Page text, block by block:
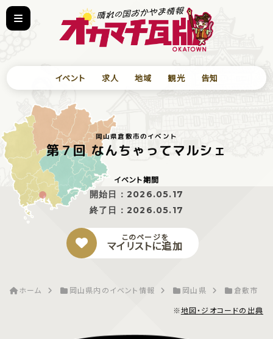
イベント 求人 地域 観光 告知
岡山県倉敷市のイベント
第７回 なんちゃってマルシェ
イベント期間
開始日： 2026.05.17
終了日： 2026.05.17
このページを
マイリストに追加
ホーム 岡山県内のイベント情報 岡山県
倉敷市
※地図・ジオコードの出典